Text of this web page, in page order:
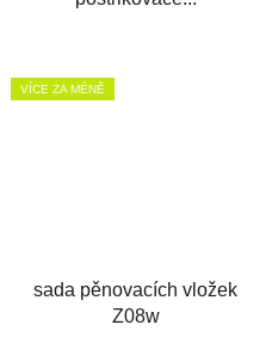
VÍCE ZA MÉNĚ
sada pěnovacích vložek
Z08w